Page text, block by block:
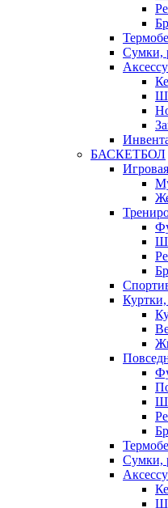
Сумки,
БАСКЕТБОЛ
Куртки,
Сумки,